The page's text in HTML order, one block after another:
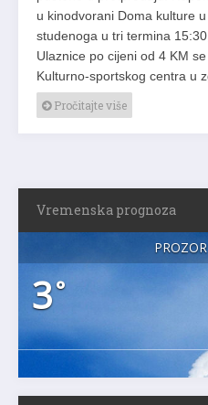
u kinodvorani Doma kulture
studenoga u tri termina
Ulaznice po cijeni od 4 KM
Kulturno-sportskog centra u
Pročitajte više
Vremenska prognoza
3°